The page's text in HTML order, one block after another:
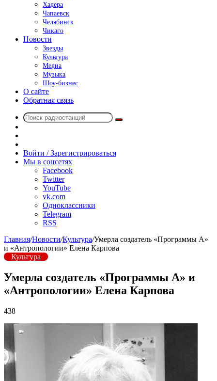
Хадера
Чапаевск
Челябинск
Чикаго
Новости
Звезды
Культура
Медиа
Музыка
Шоу-бизнес
О сайте
Обратная связь
Поиск
радио
Войти / Зарегистрироваться
Мы в соцсетях
Facebook
Twitter
YouTube
vk.com
Одноклассники
Telegram
RSS
Главная/Новости/Культура/Умерла создатель «Программы А»
и «Антропологии» Елена Карпова
Культура
Умерла создатель «Программы А» и
«Антропологии» Елена Карпова
438